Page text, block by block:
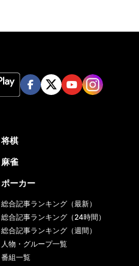
将棋
麻雀
ポーカー
総合記事ランキング（最新）
総合記事ランキング（24時間）
総合記事ランキング（週間）
人物・グループ一覧
番組一覧